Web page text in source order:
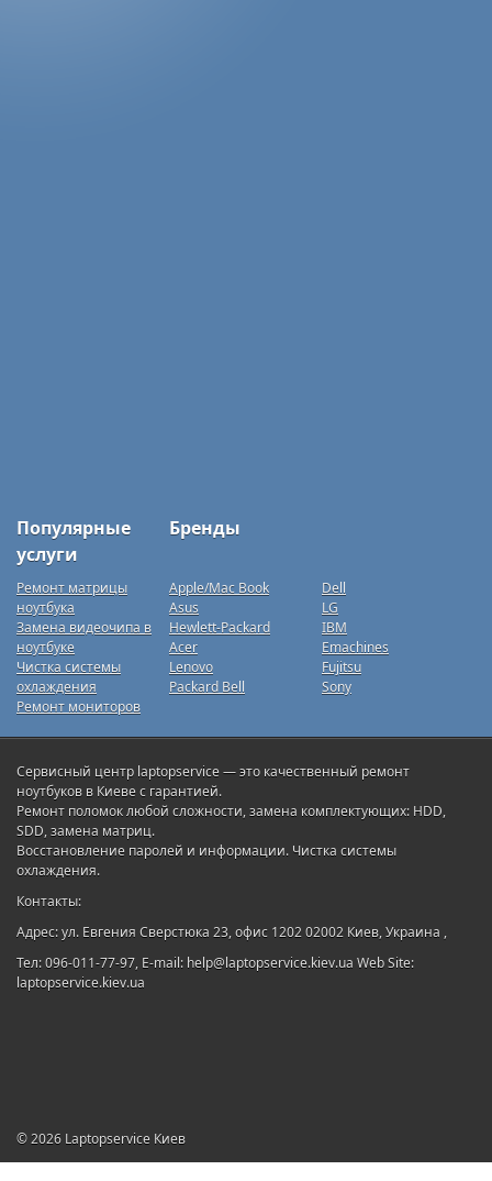
Популярные
услуги
Бренды
Ремонт матрицы
ноутбука
Замена видеочипа в
ноутбуке
Чистка системы
охлаждения
Ремонт мониторов
Apple/Mac Book
Asus
Hewlett-Packard
Acer
Lenovo
Packard Bell
Dell
LG
IBM
Emachines
Fujitsu
Sony
Сервисный центр laptopservice — это качественный ремонт
ноутбуков в Киеве с гарантией.
Ремонт поломок любой сложности, замена комплектующих: HDD,
SDD, замена матриц.
Восстановление паролей и информации. Чистка системы
охлаждения.
Контакты:
Адрес: ул. Евгения Сверстюка 23, офис 1202 02002 Киев, Украина ,
Тел: 096-011-77-97, E-mail: help@laptopservice.kiev.ua Web Site:
laptopservice.kiev.ua
© 2026 Laptopservice Киев